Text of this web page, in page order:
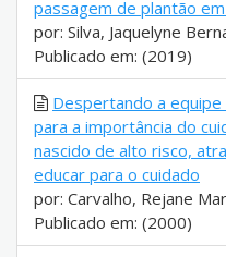
passagem de plantão
por: Silva, Jaquelyne
Publicado em: (2019)
Despertando a
para a importância do
nascido de alto risco,
educar para o cuidado
por: Carvalho, Rejane
Publicado em: (2000)